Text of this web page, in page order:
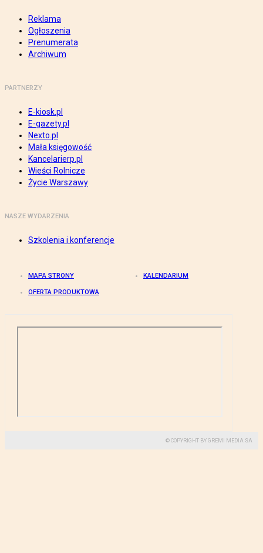
Reklama
Ogłoszenia
Prenumerata
Archiwum
PARTNERZY
E-kiosk.pl
E-gazety.pl
Nexto.pl
Mała księgowość
Kancelarierp.pl
Wieści Rolnicze
Życie Warszawy
NASZE WYDARZENIA
Szkolenia i konferencje
MAPA STRONY KALENDARIUM
OFERTA PRODUKTOWA
© COPYRIGHT BY GREMI MEDIA SA